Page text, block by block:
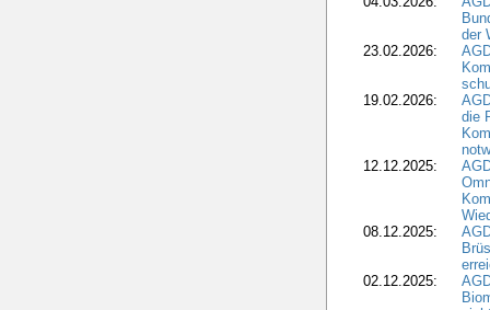
der
23.02.2026:
19.02.2026:
die
12.12.2025:
08.12.2025:
02.12.2025: